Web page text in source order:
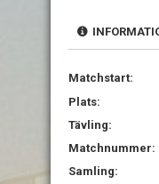
Matchstart:
Plats:
Tävling:
Matchnummer:
Samling: